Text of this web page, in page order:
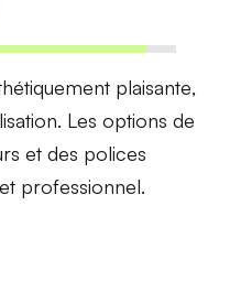
plaisante,
Les options de
et des polices
professionnel.